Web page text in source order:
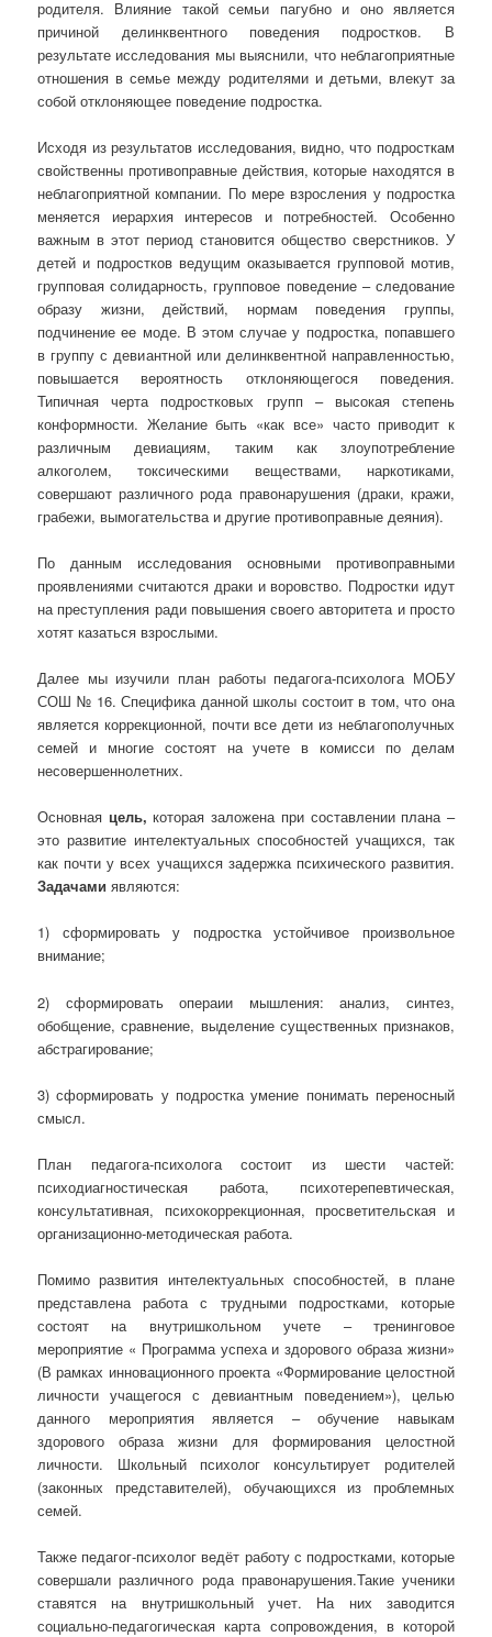
родителя. Влияние такой семьи пагубно и оно является
причиной делинквентного поведения подростков. В
результате исследования мы выяснили, что неблагоприятные
отношения в семье между родителями и детьми, влекут за
собой отклоняющее поведение подростка.
Исходя из результатов исследования, видно, что подросткам
свойственны противоправные действия, которые находятся в
неблагоприятной компании. По мере взросления у подростка
меняется иерархия интересов и потребностей. Особенно
важным в этот период становится общество сверстников. У
детей и подростков ведущим оказывается групповой мотив,
групповая солидарность, групповое поведение – следование
образу жизни, действий, нормам поведения группы,
подчинение ее моде. В этом случае у подростка, попавшего
в группу с девиантной или делинквентной направленностью,
повышается вероятность отклоняющегося поведения.
Типичная черта подростковых групп – высокая степень
конформности. Желание быть «как все» часто приводит к
различным девиациям, таким как злоупотребление
алкоголем, токсическими веществами, наркотиками,
совершают различного рода правонарушения (драки, кражи,
грабежи, вымогательства и другие противоправные деяния).
По данным исследования основными противоправными
проявлениями считаются драки и воровство. Подростки идут
на преступления ради повышения своего авторитета и просто
хотят казаться взрослыми.
Далее мы изучили план работы педагога-психолога МОБУ
СОШ № 16. Специфика данной школы состоит в том, что она
является коррекционной, почти все дети из неблагополучных
семей и многие состоят на учете в комисси по делам
несовершеннолетних.
Основная цель, которая заложена при составлении плана –
это развитие интелектуальных способностей учащихся, так
как почти у всех учащихся задержка психического развития.
Задачами являются:
1) сформировать у подростка устойчивое произвольное
внимание;
2) сформировать операии мышления: анализ, синтез,
обобщение, сравнение, выделение существенных признаков,
абстрагирование;
3) сформировать у подростка умение понимать переносный
смысл.
План педагога-психолога состоит из шести частей:
психодиагностическая работа, психотерепевтическая,
консультативная, психокоррекционная, просветительская и
организационно-методическая работа.
Помимо развития интелектуальных способностей, в плане
представлена работа с трудными подростками, которые
состоят на внутришкольном учете – тренинговое
мероприятие « Программа успеха и здорового образа жизни»
(В рамках инновационного проекта «Формирование целостной
личности учащегося с девиантным поведением»), целью
данного мероприятия является – обучение навыкам
здорового образа жизни для формирования целостной
личности. Школьный психолог консультирует родителей
(законных представителей), обучающихся из проблемных
семей.
Также педагог-психолог ведёт работу с подростками, которые
совершали различного рода правонарушения.Такие ученики
ставятся на внутришкольный учет. На них заводится
социально-педагогическая карта сопровождения, в которой